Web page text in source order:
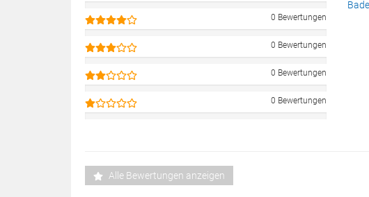
0 Bewertungen
0 Bewertungen
0 Bewertungen
0 Bewertungen
Alle Bewertungen anzeigen